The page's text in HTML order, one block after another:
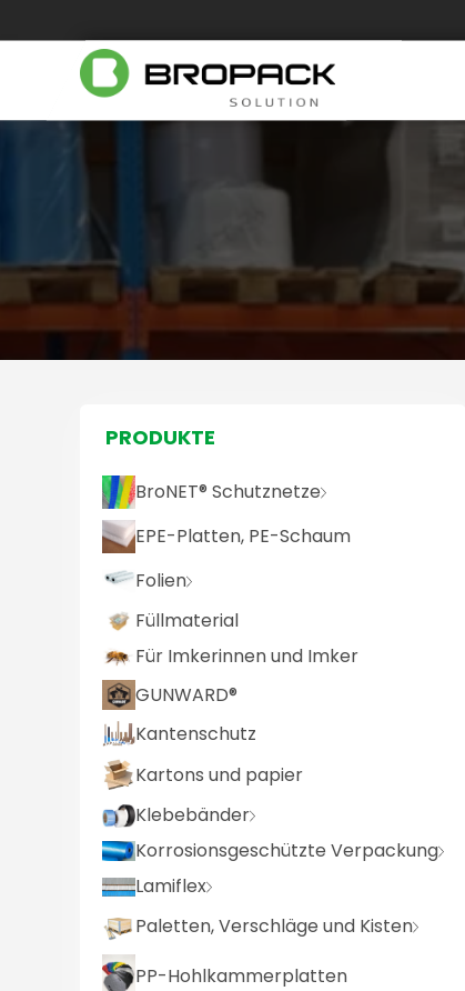
PRODUKTE
BroNET® Schutznetze
EPE-Platten, PE-Schaum
Folien
Füllmaterial
Für Imkerinnen und Imker
GUNWARD®
Kantenschutz
Kartons und papier
Klebebänder
Korrosionsgeschützte Verpackung
Lamiflex
Paletten, Verschläge und Kisten
PP-Hohlkammerplatten